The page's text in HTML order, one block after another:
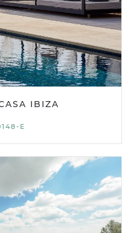
IBIZA
E